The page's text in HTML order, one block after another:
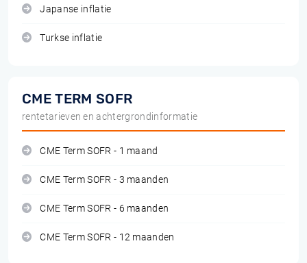
Japanse inflatie
Turkse inflatie
CME TERM SOFR
rentetarieven en achtergrondinformatie
CME Term SOFR - 1 maand
CME Term SOFR - 3 maanden
CME Term SOFR - 6 maanden
CME Term SOFR - 12 maanden